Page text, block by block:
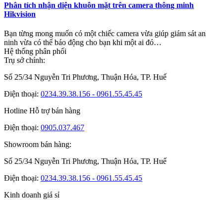
Phân tích nhận diện khuôn mặt trên camera thông minh
Hikvision
Bạn từng mong muốn có một chiếc camera vừa giúp giám sát an
ninh vừa có thể báo động cho bạn khi một ai đó…
Hệ thống phân phối
Trụ sở chính:
Số 25/34 Nguyễn Tri Phương, Thuận Hóa, TP. Huế
Điện thoại: 0234.39.38.156 - 0961.55.45.45
Hotline Hỗ trợ bán hàng
Điện thoại: 0905.037.467
Showroom bán hàng:
Số 25/34 Nguyễn Tri Phương, Thuận Hóa, TP. Huế
Điện thoại: 0234.39.38.156 - 0961.55.45.45
Kinh doanh giá sỉ